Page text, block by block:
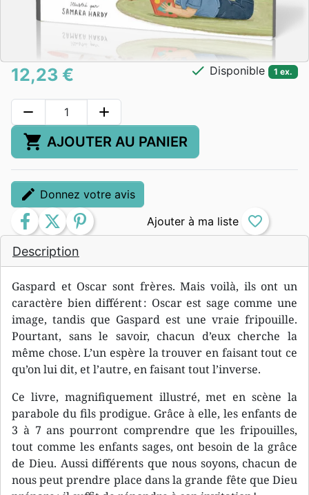
Description
Gaspard et Oscar sont frères. Mais voilà, ils ont un
caractère bien différent : Oscar est sage comme une
image, tandis que Gaspard est une vraie fripouille.
Pourtant, sans le savoir, chacun d’eux cherche la
même chose. L’un espère la trouver en faisant tout ce
qu’on lui dit, et l’autre, en faisant tout l’inverse.
Ce livre, magnifiquement illustré, met en scène la
parabole du fils prodigue. Grâce à elle, les enfants de
3 à 7 ans pourront comprendre que les fripouilles,
tout comme les enfants sages, ont besoin de la grâce
de Dieu. Aussi différents que nous soyons, chacun de
nous peut prendre place dans la grande fête que Dieu
12,23 € check Disponible 1 ex.
remove add
shopping_cart AJOUTER AU PANIER
edit Donnez votre avis
facebook twitter pinterest favorite_border